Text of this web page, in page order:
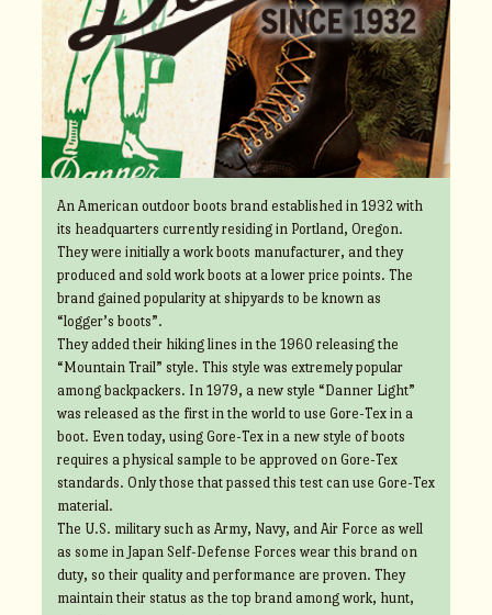
An American outdoor boots brand established in 1932 with
its headquarters currently residing in Portland, Oregon.
They were initially a work boots manufacturer, and they
produced and sold work boots at a lower price points. The
brand gained popularity at shipyards to be known as
“logger’s boots”.
They added their hiking lines in the 1960 releasing the
“Mountain Trail” style. This style was extremely popular
among backpackers. In 1979, a new style “Danner Light”
was released as the first in the world to use Gore-Tex in a
boot. Even today, using Gore-Tex in a new style of boots
requires a physical sample to be approved on Gore-Tex
standards. Only those that passed this test can use Gore-Tex
material.
The U.S. military such as Army, Navy, and Air Force as well
as some in Japan Self-Defense Forces wear this brand on
duty, so their quality and performance are proven. They
maintain their status as the top brand among work, hunt,